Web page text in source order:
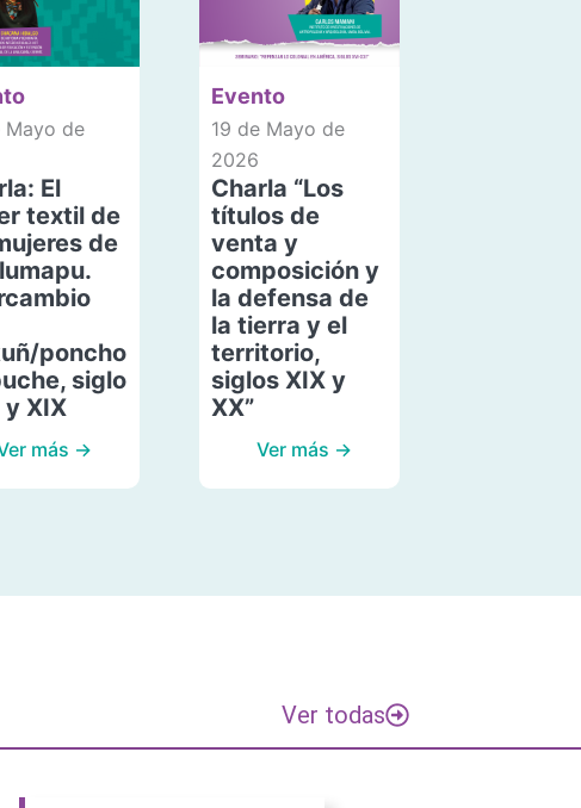
Mayo de
El
textil de
de
poncho
siglo
y XIX
más →
Evento
19 de Mayo de
2026
Charla “Los
títulos de
venta y
composición y
la defensa de
la tierra y el
territorio,
siglos XIX y
XX”
Ver más →
Ver todas